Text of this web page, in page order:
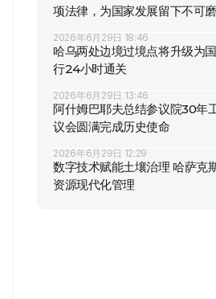
项法律，为国家发展留下不可
2026年6月29日 18:46
哈乌两处边境过境点将升级为
行24小时通关
2026年6月29日 13:46
阿什姆巴耶夫总结参议院30年
议会圆满完成历史使命
2026年6月29日 12:29
数字技术赋能土壤治理 哈萨克
资源现代化管理